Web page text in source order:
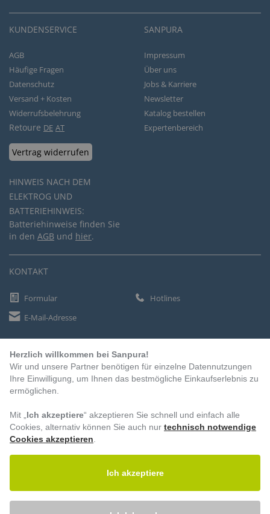
KUNDENSERVICE
AGB
Häufige Fragen
Datenschutz
Versand + Kosten
Widerrufsbelehrung
Retoure DE AT
Vertrag widerrufen
HINWEIS NACH DEM
ELEKTROG UND
BATTERIEHINWEIS:
Batteriehinweise finden Sie
in den AGB und hier.
SANPURA
Impressum
Über uns
Jobs & Karriere
Newsletter
Katalog bestellen
Expertenbereich
KONTAKT
Formular
Hotlines
E-Mail-Adresse
ZAHLUNGSARTEN
Vorkasse
BESUCHEN SIE UNS
Herzlich willkommen bei Sanpura!
Wir und unsere Partner benötigen für einzelne Datennutzungen
Ihre Einwilligung, um Ihnen das bestmögliche Einkaufserlebnis zu
ermöglichen.
Mit „ Ich akzeptiere“ akzeptieren Sie schnell und einfach alle
Cookies, alternativ können Sie auch nur technisch notwendige
Cookies akzeptieren
Ich akzeptiere